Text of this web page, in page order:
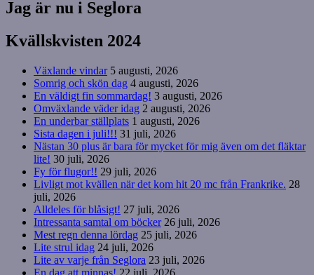
Jag är nu i Seglora
Kvällskvisten 2024
Växlande vindar 5 augusti, 2026
Somrig och skön dag 4 augusti, 2026
En väldigt fin sommardag! 3 augusti, 2026
Omväxlande väder idag 2 augusti, 2026
En underbar ställplats 1 augusti, 2026
Sista dagen i juli!!! 31 juli, 2026
Nästan 30 plus är bara för mycket för mig även om det fläktar
lite! 30 juli, 2026
Fy för flugor!! 29 juli, 2026
Livligt mot kvällen när det kom hit 20 mc från Frankrike. 28
juli, 2026
Alldeles för blåsigt! 27 juli, 2026
Intressanta samtal om böcker 26 juli, 2026
Mest regn denna lördag 25 juli, 2026
Lite strul idag 24 juli, 2026
Lite av varje från Seglora 23 juli, 2026
En dag att minnas! 22 juli, 2026